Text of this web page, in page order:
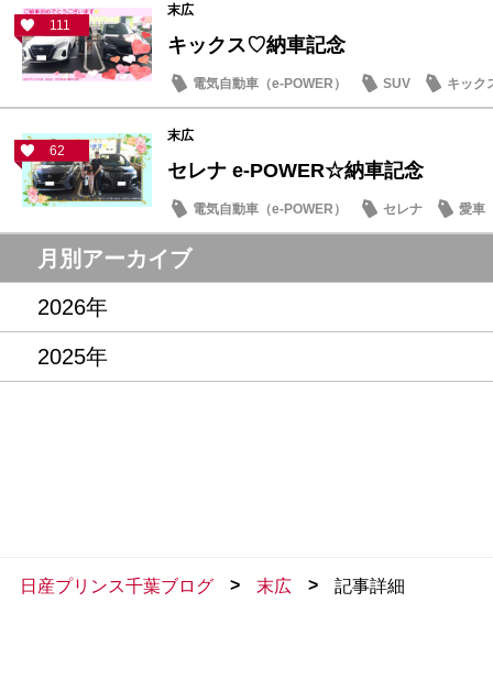
111
末広
キックス♡納車記念
電気自動車（e-POWER） SUV キック
62
末広
セレナ e-POWER☆納車記念
電気自動車（e-POWER） セレナ 愛車
月別アーカイブ
2026年
2025年
日産プリンス千葉ブログ > 末広 > 記事詳細